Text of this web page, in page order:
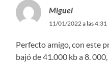
Miguel
11/01/2022 a las 4:31
Perfecto amigo, con este
bajó de 41.000 kb a 8.